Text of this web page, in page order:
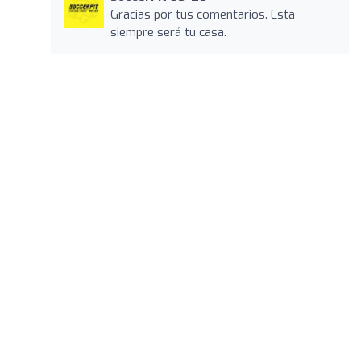
Gracias por tus comentarios. Esta
siempre será tu casa.